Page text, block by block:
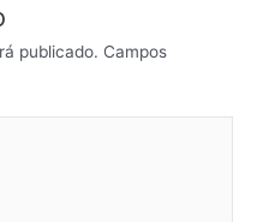
publicado. Campos